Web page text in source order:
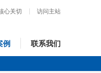
心关切 访问主站
例 联系我们